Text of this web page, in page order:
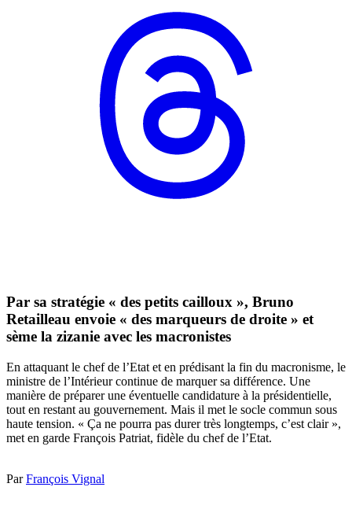
Par sa stratégie « des petits cailloux », Bruno
Retailleau envoie « des marqueurs de droite » et
sème la zizanie avec les macronistes
En attaquant le chef de l’Etat et en prédisant la fin du macronisme, le
ministre de l’Intérieur continue de marquer sa différence. Une
manière de préparer une éventuelle candidature à la présidentielle,
tout en restant au gouvernement. Mais il met le socle commun sous
haute tension. « Ça ne pourra pas durer très longtemps, c’est clair »,
met en garde François Patriat, fidèle du chef de l’Etat.
ParFrançois Vignal